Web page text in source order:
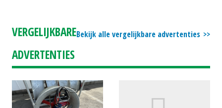
Bekijk alle vergelijkbare advertenties
VERGELIJKBARE
ADVERTENTIES